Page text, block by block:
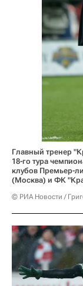
Главный тренер
18-го тура
клубов Премьер-
(Москва) и ФК
© РИА Новости /